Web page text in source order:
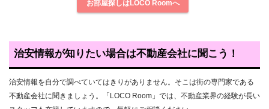
お部屋探しはLOCO Roomへ
治安情報が知りたい場合は不動産会社に聞こう！
治安情報を自分で調べていてはきりがありません。そこは街の専門家である
不動産会社に聞きましょう。「LOCO Room」では、不動産業界の経験が長い